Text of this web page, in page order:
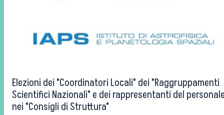
Elezioni dei "Coordinatori Locali" dei "Raggruppamenti
Scientifici Nazionali" e dei rappresentanti del
nei "Consigli di Struttura"